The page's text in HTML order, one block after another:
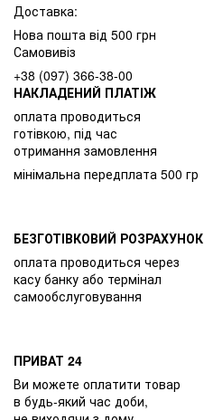
Доставка:
Нова пошта від 500 грн
Самовивіз
+38 (097) 366-38-00
НАКЛАДЕНИЙ ПЛАТІЖ
оплата проводиться
готівкою, під час
отримання замовлення
мінімальна передплата 500 гр
БЕЗГОТІВКОВИЙ РОЗРАХУНОК
оплата проводиться через
касу банку або термінал
самообслуговування
ПРИВАТ 24
Ви можете оплатити товар
в будь-який час доби,